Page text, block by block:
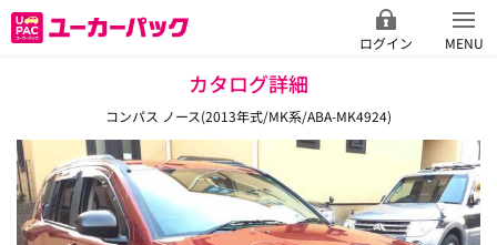
ログイン MENU
カタログ詳細
コンパス ノース(2013年式/MK系/ABA-MK4924)